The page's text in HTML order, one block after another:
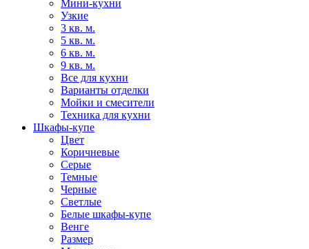
Мини-кухни
Узкие
3 кв. м.
5 кв. м.
6 кв. м.
9 кв. м.
Все для кухни
Варианты отделки
Мойки и смесители
Техника для кухни
Шкафы-купе
Цвет
Коричневые
Серые
Темные
Черные
Светлые
Белые шкафы-купе
Венге
Размер